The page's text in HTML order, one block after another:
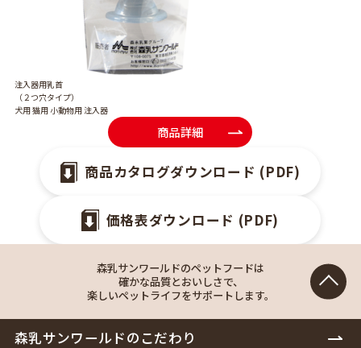
注入器用乳首
（２つ穴タイプ）
犬用 猫用 小動物用 注入器
商品詳細
商品カタログダウンロード (PDF)
価格表ダウンロード (PDF)
森乳サンワールドのペットフードは
確かな品質とおいしさで、
楽しいペットライフをサポートします。
森乳サンワールドのこだわり